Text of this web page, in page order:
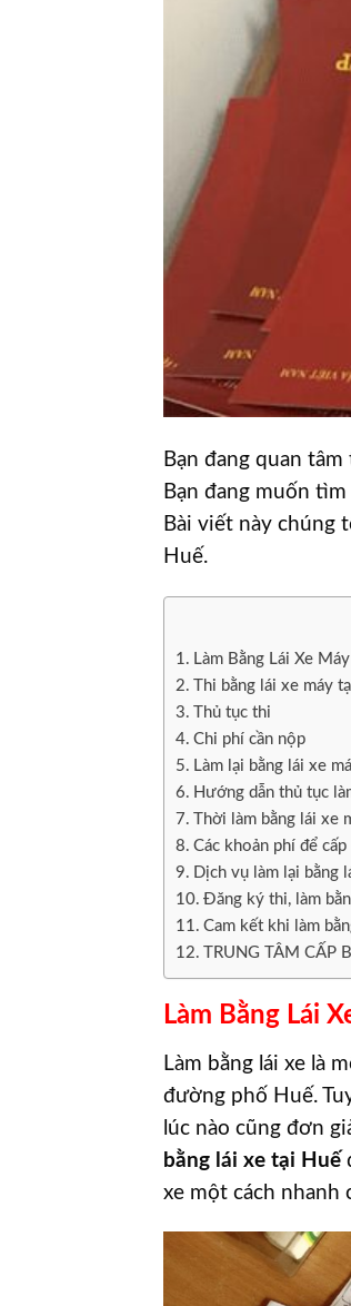
Bạn đang quan
Bạn đang muốn
Bài viết này chúng
Huế.
Làm Bằng Lái Xe
Thi bằng lái xe máy
Thủ tục thi
Chi phí cần nộp
Làm lại bằng lái xe
Hướng dẫn thủ tục
Thời làm bằng lái xe
Các khoản phí để cấp
Dịch vụ làm lại bằng
Đăng ký thi, làm
Cam kết khi làm
TRUNG TÂM CẤP
Làm Bằng Lái
Làm bằng lái xe là
đường phố Huế.
lúc nào cũng đơn
bằng lái xe tại Huế
xe một cách nhanh